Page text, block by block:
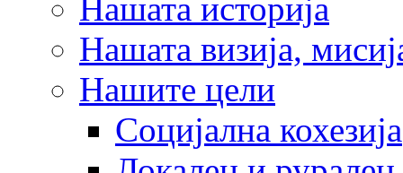
Нашата историја
Нашата визија,
Нашите цели
Социјална кохезија